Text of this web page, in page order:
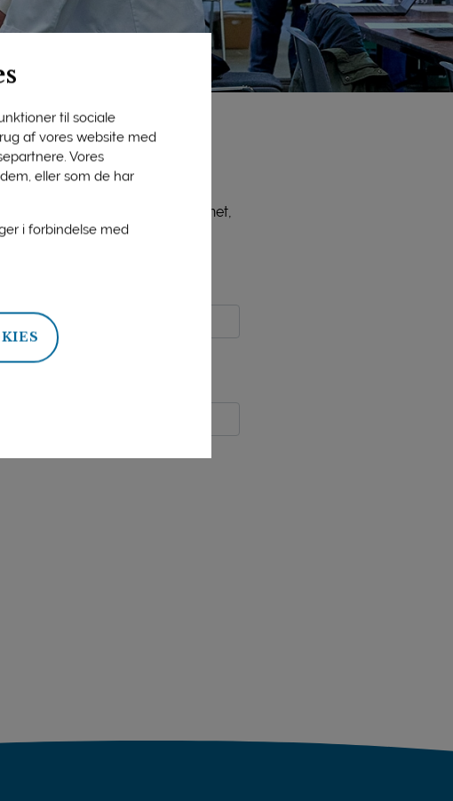
til sociale
af vores website med
Vores
eller som de har
i forbindelse med
sine medlemmer, bl.a. PLInet,